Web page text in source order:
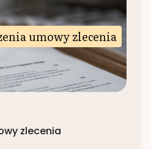
umowy zlecenia
zlecenia